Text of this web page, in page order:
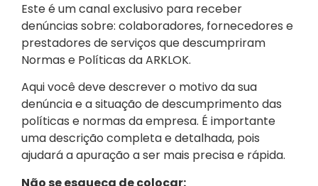
Este é um canal exclusivo para receber
denúncias sobre: colaboradores, fornecedores e
prestadores de serviços que descumpriram
Normas e Políticas da ARKLOK.
Aqui você deve descrever o motivo da sua
denúncia e a situação de descumprimento das
políticas e normas da empresa. É importante
uma descrição completa e detalhada, pois
ajudará a apuração a ser mais precisa e rápida.
Não se esqueça de colocar: